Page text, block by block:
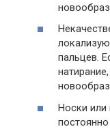
пальцев.
Носки или